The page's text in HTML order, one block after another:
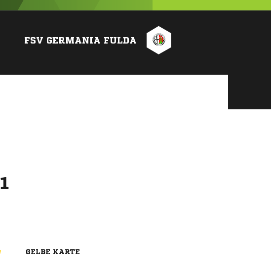
FSV GERMANIA FULDA

GELBE KARTE